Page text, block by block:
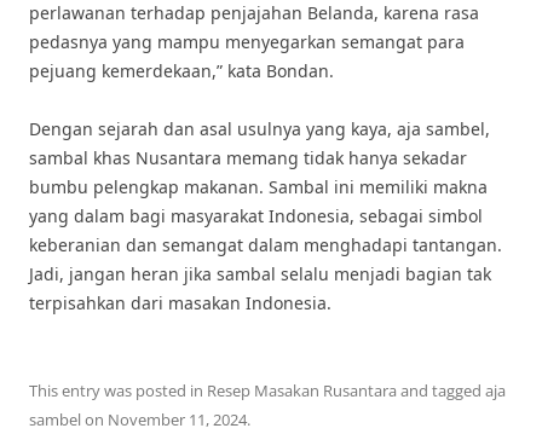
perlawanan terhadap penjajahan Belanda, karena rasa
pedasnya yang mampu menyegarkan semangat para
pejuang kemerdekaan,” kata Bondan.
Dengan sejarah dan asal usulnya yang kaya, aja sambel,
sambal khas Nusantara memang tidak hanya sekadar
bumbu pelengkap makanan. Sambal ini memiliki makna
yang dalam bagi masyarakat Indonesia, sebagai simbol
keberanian dan semangat dalam menghadapi tantangan.
Jadi, jangan heran jika sambal selalu menjadi bagian tak
terpisahkan dari masakan Indonesia.
This entry was posted in Resep Masakan Rusantara and tagged aja
sambelon November 11, 2024.